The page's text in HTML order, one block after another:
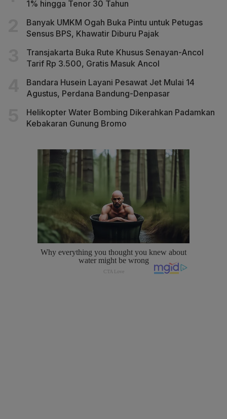
1% hingga Tenor 30 Tahun
Banyak UMKM Ogah Buka Pintu untuk Petugas
Sensus BPS, Khawatir Diburu Pajak
Transjakarta Buka Rute Khusus Senayan-Ancol
Tarif Rp 3.500, Gratis Masuk Ancol
Bandara Husein Layani Pesawat Jet Mulai 14
Agustus, Perdana Bandung-Denpasar
Helikopter Water Bombing Dikerahkan Padamkan
Kebakaran Gunung Bromo